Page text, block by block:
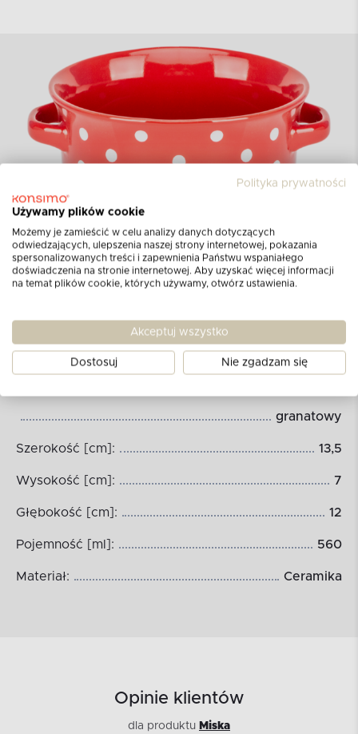
Wymiary produktu:
Nazwa: Miska
Kolor: szary
granatowy
Szerokość [cm]: 13,5
Wysokość [cm]: 7
Głębokość [cm]: 12
Pojemność [ml]: 560
Materiał: Ceramika
Opinie klientów
dla produktu Miska
Polityka prywatności
Używamy plików cookie
Możemy je zamieścić w celu analizy danych dotyczących
odwiedzających, ulepszenia naszej strony internetowej, pokazania
spersonalizowanych treści i zapewnienia Państwu wspaniałego
doświadczenia na stronie internetowej. Aby uzyskać więcej informacji
na temat plików cookie, których używamy, otwórz ustawienia.
Akceptuj wszystko
Dostosuj Nie zgadzam się